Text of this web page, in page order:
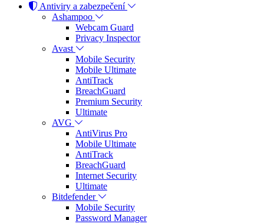
Antiviry a zabezpečení
Ashampoo
Webcam Guard
Privacy Inspector
Avast
Mobile Security
Mobile Ultimate
AntiTrack
BreachGuard
Premium Security
Ultimate
AVG
AntiVirus Pro
Mobile Ultimate
AntiTrack
BreachGuard
Internet Security
Ultimate
Bitdefender
Mobile Security
Password Manager